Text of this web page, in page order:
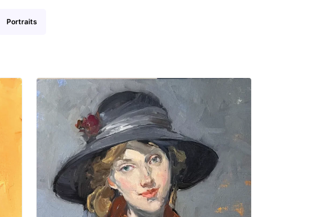
Portraits